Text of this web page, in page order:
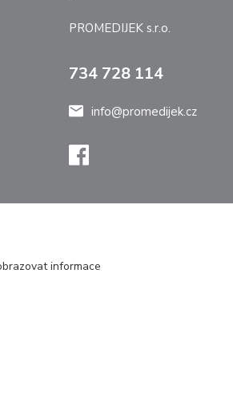
PROMEDIJEK s.r.o.
734 728 114
info@promedijek.cz
informace